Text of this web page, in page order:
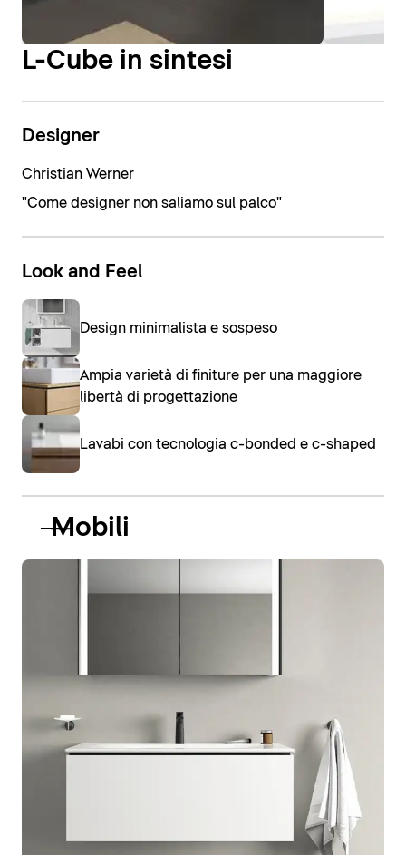
L-Cube in sintesi
Designer
Christian Werner
"Come designer non saliamo sul palco"
Look and Feel
Design minimalista e sospeso
Ampia varietà di finiture per una maggiore
libertà di progettazione
Lavabi con tecnologia c-bonded e c-shaped
Mobili